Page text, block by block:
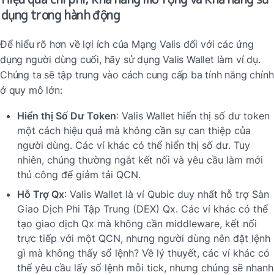
dụng trong hành động
Để hiểu rõ hơn về lợi ích của Mạng Valis đối với các ứng
dụng người dùng cuối, hãy sử dụng Valis Wallet làm ví dụ.
Chúng ta sẽ tập trung vào cách cung cấp ba tính năng chính
ở quy mô lớn:
Hiển thị Số Dư Token: Valis Wallet hiển thị số dư token
một cách hiệu quả mà không cần sự can thiệp của
người dùng. Các ví khác có thể hiển thị số dư. Tuy
nhiên, chúng thường ngắt kết nối và yêu cầu làm mới
thủ công để giảm tải QCN.
Hỗ Trợ Qx: Valis Wallet là ví Qubic duy nhất hỗ trợ Sàn
Giao Dịch Phi Tập Trung (DEX) Qx. Các ví khác có thể
tạo giao dịch Qx mà không cần middleware, kết nối
trực tiếp với một QCN, nhưng người dùng nên đặt lệnh
gì mà không thấy sổ lệnh? Về lý thuyết, các ví khác có
thể yêu cầu lấy sổ lệnh mỗi tick, nhưng chúng sẽ nhanh